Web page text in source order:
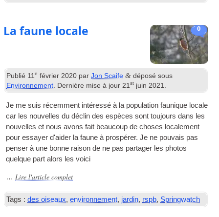
0
La faune locale
Publié 11e février 2020 parJon Scaife & déposé sous
Environnement . Dernière mise à jour 21st juin 2021
Je me suis récemment intéressé à la population faunique locale
car les nouvelles du déclin des espèces sont toujours dans les
nouvelles et nous avons fait beaucoup de choses localement
pour essayer d'aider la faune à prospérer. Je ne pouvais pas
penser à une bonne raison de ne pas partager les photos
quelque part alors les voici
… Lire l'article complet
Tags : des oiseaux,environnement, jardin, rspb, Springwatch